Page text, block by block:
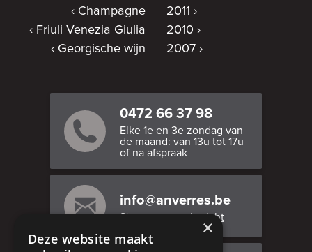
Champagne
Friuli Venezia Giulia
Georgische wijn
2011
2010
2007
0472 66 37 98
Elke 1e en 3e zondag van
de maand: van 13u tot 17u
of na afspraak
info@anverres.be
Stuur ons een bericht
×
Deze website maakt